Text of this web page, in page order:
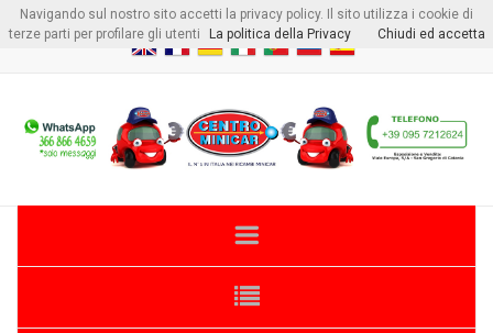
Benvenuto visitoreLogin oRegistrati
Navigando sul nostro sito accetti la privacy policy. Il sito utilizza i cookie di
terze parti per profilare gli utenti
La politica della Privacy Chiudi ed accetta